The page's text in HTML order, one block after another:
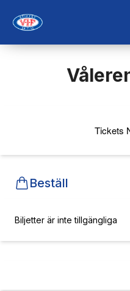
Tickets
Beställ
Biljetter är inte tillgängliga